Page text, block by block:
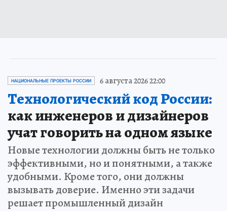
НАЦИОНАЛЬНЫЕ ПРОЕКТЫ РОССИИ 6 августа 2026 22:00
Технологический код России:
как инженеров и дизайнеров
учат говорить на одном языке
Новые технологии должны быть не только
эффективными, но и понятными, а также
удобными. Кроме того, они должны
вызывать доверие. Именно эти задачи
решает промышленный дизайн